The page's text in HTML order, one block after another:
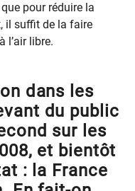
pour réduire la
il suffit de la faire
l’air libre.
dans les
du public
sur les
et bientôt
: la France